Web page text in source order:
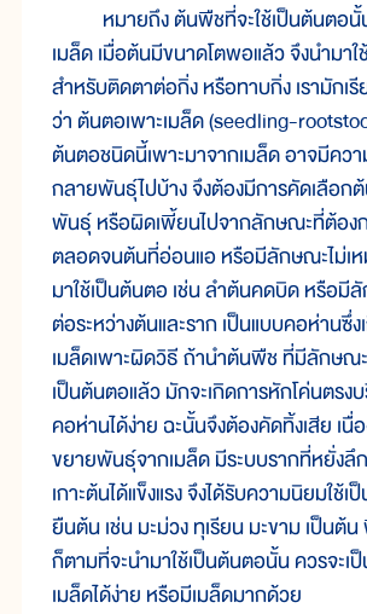
หมายถึง ต้นพืชที่จะใช้เป็นต้นตอนั้
เมล็ด เมื่อต้นมีขนาดโตพอแล้ว จึงนำมา
สำหรับติดตาต่อกิ่ง หรือทาบกิ่ง เรามักเ
ว่า ต้นตอเพาะเมล็ด (seedling-
ต้นตอชนิดนี้เพาะมาจากเมล็ด อาจมีคว
กลายพันธุ์ไปบ้าง จึงต้องมีการคัดเลือก
พันธุ์ หรือผิดเพี้ยนไปจากลักษณะที่ต้อง
ตลอดจนต้นที่อ่อนแอ หรือมีลักษณะไม่เห
มาใช้เป็นต้นตอ เช่น ลำต้นคดบิด หรือมี
ต่อระหว่างต้นและราก เป็นแบบคอห่านซึ่
เมล็ดเพาะผิดวิธี ถ้านำต้นพืช ที่มีลักษณ
เป็นต้นตอแล้ว มักจะเกิดการหักโค่นตรง
คอห่านได้ง่าย ฉะนั้นจึงต้องคัดทิ้งเสีย เ
ขยายพันธุ์จากเมล็ด มีระบบรากที่หยั่งลึ
เกาะต้นได้แข็งแรง จึงได้รับความนิยมใช้
ยืนต้น เช่น มะม่วง ทุเรียน มะขาม เป็นต้
ก็ตามที่จะนำมาใช้เป็นต้นตอนั้น ควรจะ
เมล็ดได้ง่าย หรือมีเมล็ดมากด้วย